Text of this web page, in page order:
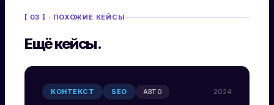
[ 03 ] · ПОХОЖИЕ КЕЙСЫ
Ещё кейсы.
КОНТЕКСТ SEO АВТО 2024